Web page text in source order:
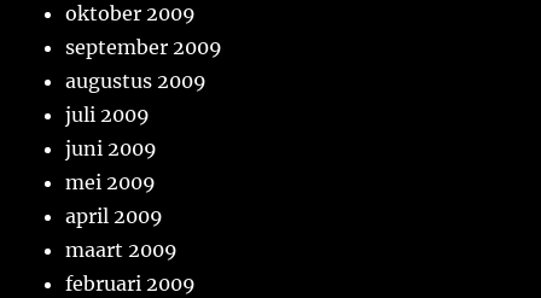
oktober 2009
september 2009
augustus 2009
juli 2009
juni 2009
mei 2009
april 2009
maart 2009
februari 2009